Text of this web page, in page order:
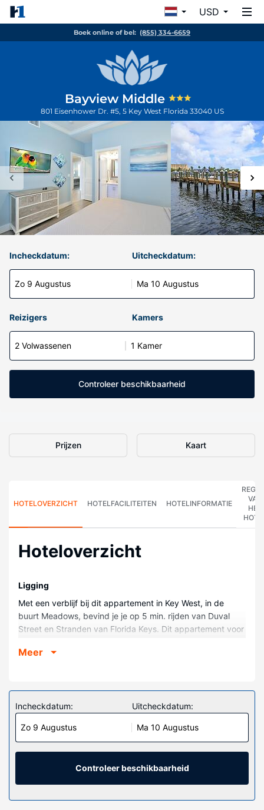
USD
Boek online of bel: (855) 334-6659
Bayview Middle
801 Eisenhower Dr. #5, 5 Key West Florida 33040 US
Incheckdatum:
Zo 9 Augustus
Uitcheckdatum:
Ma 10 Augustus
Reizigers Kamers
2 Volwassenen 1 Kamer
Controleer beschikbaarheid
Prijzen Kaart
HOTELOVERZICHT HOTELFACILITEITEN HOTELINFORMATIE
VAN
HET
Hoteloverzicht
Ligging
Met een verblijf bij dit appartement in Key West, in de
buurt Meadows, bevind je je op 5 min. rijden van Duval
Street en Stranden van Florida Keys. Dit appartement voor
van Smathers Beach.
Maak het je gemakkelijk in dit appartement.
Algemene voorziening
Loop vooral de recreatieve voorzieningen zoals een
Enkele voorzieningen van dit appartement zijn
oppasservices, hulp bij uitstapjes/tickets en een
Meer
Incheckdatum:
Zo 9 Augustus
Uitcheckdatum:
Ma 10 Augustus
Controleer beschikbaarheid